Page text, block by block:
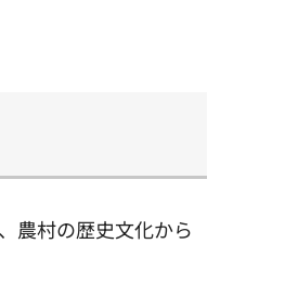
農村の歴史文化から